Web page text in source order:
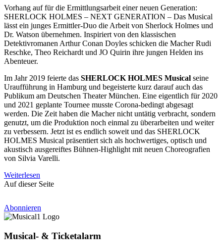
Vorhang auf für die Ermittlungsarbeit einer neuen Generation:
SHERLOCK HOLMES – NEXT GENERATION – Das Musical
lässt ein junges Ermittler-Duo die Arbeit von Sherlock Holmes und
Dr. Watson übernehmen. Inspiriert von den klassischen
Detektivromanen Arthur Conan Doyles schicken die Macher Rudi
Reschke, Theo Reichardt und JO Quirin ihre jungen Helden ins
Abenteuer.
Im Jahr 2019 feierte das SHERLOCK HOLMES Musical seine
Uraufführung in Hamburg und begeisterte kurz darauf auch das
Publikum am Deutschen Theater München. Eine eigentlich für 2020
und 2021 geplante Tournee musste Corona-bedingt abgesagt
werden. Die Zeit haben die Macher nicht untätig verbracht, sondern
genutzt, um die Produktion noch einmal zu überarbeiten und weiter
zu verbessern. Jetzt ist es endlich soweit und das SHERLOCK
HOLMES Musical präsentiert sich als hochwertiges, optisch und
akustisch ausgereiftes Bühnen-Highlight mit neuen Choreografien
von Silvia Varelli.
Weiterlesen
Auf dieser Seite
Abonnieren
Musical- & Ticketalarm